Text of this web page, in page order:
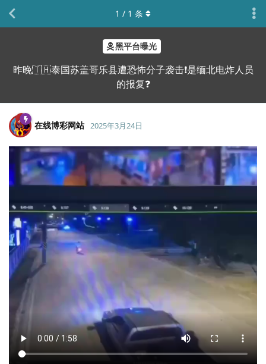
黑平台曝光
昨晚🇹🇭泰国苏盖哥乐县遭恐怖分子袭击❗️是缅北电炸人员
的报复❓
1 / 1 条
在线博彩网站 2025年3月24日